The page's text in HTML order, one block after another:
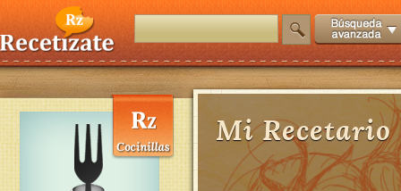
Mi Recetario